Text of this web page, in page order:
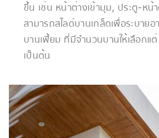
ขึ้น เช่น หน้าต่างเข้ามุม, ประตู-หน้
สามารถสไลด์บานเกล็ดเพื่อระบายอ
บานเฟี้ยม ที่มีจำนวนบานให้เลือก
เป็นต้น